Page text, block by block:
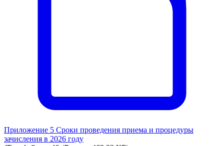
Приложение 5 Сроки проведения приема и процедуры
зачисления в 2026 году